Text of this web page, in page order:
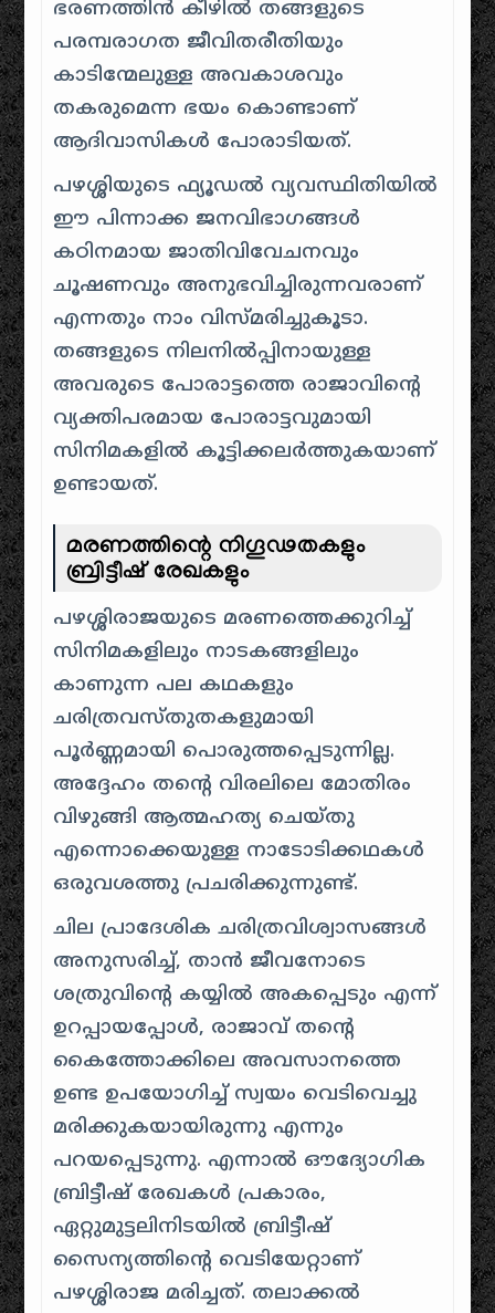
ഭരണത്തിൻ കീഴിൽ തങ്ങളുടെ
പരമ്പരാഗത ജീവിതരീതിയും
കാടിന്മേലുള്ള അവകാശവും
തകരുമെന്ന ഭയം കൊണ്ടാണ്
ആദിവാസികൾ പോരാടിയത്.
പഴശ്ശിയുടെ ഫ്യൂഡൽ വ്യവസ്ഥിതിയിൽ
ഈ പിന്നാക്ക ജനവിഭാഗങ്ങൾ
കഠിനമായ ജാതിവിവേചനവും
ചൂഷണവും അനുഭവിച്ചിരുന്നവരാണ്
എന്നതും നാം വിസ്മരിച്ചുകൂടാ.
തങ്ങളുടെ നിലനിൽപ്പിനായുള്ള
അവരുടെ പോരാട്ടത്തെ രാജാവിന്റെ
വ്യക്തിപരമായ പോരാട്ടവുമായി
സിനിമകളിൽ കൂട്ടിക്കലർത്തുകയാണ്
ഉണ്ടായത്.
മരണത്തിന്റെ നിഗൂഢതകളും
ബ്രിട്ടീഷ് രേഖകളും
പഴശ്ശിരാജയുടെ മരണത്തെക്കുറിച്ച്
സിനിമകളിലും നാടകങ്ങളിലും
കാണുന്ന പല കഥകളും
ചരിത്രവസ്തുതകളുമായി
പൂർണ്ണമായി പൊരുത്തപ്പെടുന്നില്ല.
അദ്ദേഹം തന്റെ വിരലിലെ മോതിരം
വിഴുങ്ങി ആത്മഹത്യ ചെയ്തു
എന്നൊക്കെയുള്ള നാടോടിക്കഥകൾ
ഒരുവശത്തു പ്രചരിക്കുന്നുണ്ട്.
ചില പ്രാദേശിക ചരിത്രവിശ്വാസങ്ങൾ
അനുസരിച്ച്, താൻ ജീവനോടെ
ശത്രുവിന്റെ കയ്യിൽ അകപ്പെടും എന്ന്
ഉറപ്പായപ്പോൾ, രാജാവ് തന്റെ
കൈത്തോക്കിലെ അവസാനത്തെ
ഉണ്ട ഉപയോഗിച്ച് സ്വയം വെടിവെച്ചു
മരിക്കുകയായിരുന്നു എന്നും
പറയപ്പെടുന്നു. എന്നാൽ ഔദ്യോഗിക
ബ്രിട്ടീഷ് രേഖകൾ പ്രകാരം,
ഏറ്റുമുട്ടലിനിടയിൽ ബ്രിട്ടീഷ്
സൈന്യത്തിന്റെ വെടിയേറ്റാണ്
പഴശ്ശിരാജ മരിച്ചത്. തലാക്കൽ